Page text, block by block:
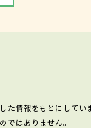
情報をもとにしていま
ではありません。